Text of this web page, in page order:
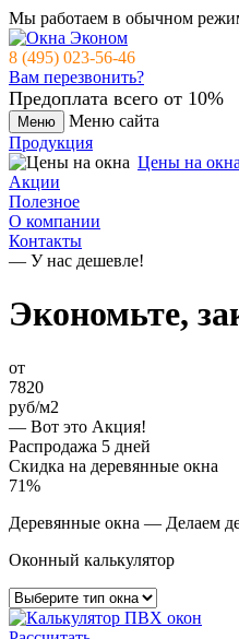
Мы работаем в обычном
8 (495) 023-56-46
Вам перезвонить?
Предоплата всего от 10%
Меню
Меню сайта
Продукция
Цены на окна
Акции
Полезное
О компании
Контакты
— У нас дешевле!
Экономьте,
от
7820
руб/м2
— Вот это Акция!
Распродажа 5 дней
Скидка на деревянные окна
71%
Деревянные окна — Делаем
Оконный калькулятор